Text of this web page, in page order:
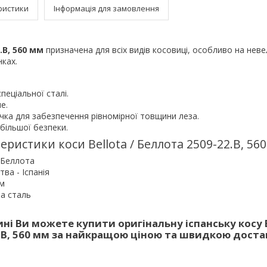
Інформація для замовлення
560 мм призначена для всіх видів косовиці, особливо на
сталі.
для забезпечення рівномірної товщини леза.
безпеки.
коси Bellota / Беллота 2509-22.B,
- Іспанія
сталь
Ви можете купити оригінальну іспанську косу
560 мм за найкращою ціною та швидкою